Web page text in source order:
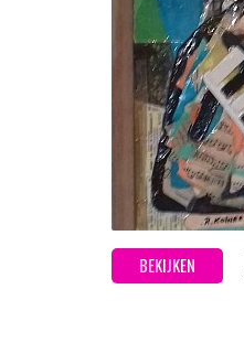
BEKIJKEN